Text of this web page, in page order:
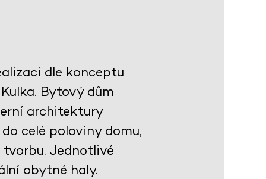
dle konceptu
Bytový dům
architektury
celé poloviny domu,
Jednotlivé
obytné haly.